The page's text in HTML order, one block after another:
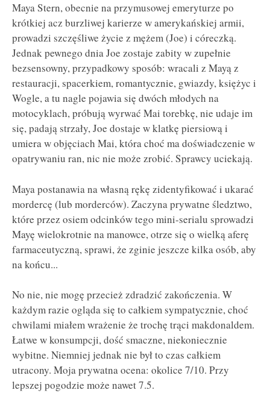
Maya Stern, obecnie na przymusowej emeryturze po
krótkiej acz burzliwej karierze w amerykańskiej armii,
prowadzi szczęśliwe życie z mężem (Joe) i córeczką.
Jednak pewnego dnia Joe zostaje zabity w zupełnie
bezsensowny, przypadkowy sposób: wracali z Mayą z
restauracji, spacerkiem, romantycznie, gwiazdy, księżyc i
Wogle, a tu nagle pojawia się dwóch młodych na
motocyklach, próbują wyrwać Mai torebkę, nie udaje im
się, padają strzały, Joe dostaje w klatkę piersiową i
umiera w objęciach Mai, która choć ma doświadczenie w
opatrywaniu ran, nic nie może zrobić. Sprawcy uciekają.
Maya postanawia na własną rękę zidentyfikować i ukarać
mordercę (lub morderców). Zaczyna prywatne śledztwo,
które przez osiem odcinków tego mini-serialu sprowadzi
Mayę wielokrotnie na manowce, otrze się o wielką aferę
farmaceutyczną, sprawi, że zginie jeszcze kilka osób, aby
na końcu...
No nie, nie mogę przecież zdradzić zakończenia. W
każdym razie ogląda się to całkiem sympatycznie, choć
chwilami miałem wrażenie że trochę trąci makdonaldem.
Łatwe w konsumpcji, dość smaczne, niekoniecznie
wybitne. Niemniej jednak nie był to czas całkiem
utracony. Moja prywatna ocena: okolice 7/10. Przy
lepszej pogodzie może nawet 7.5.